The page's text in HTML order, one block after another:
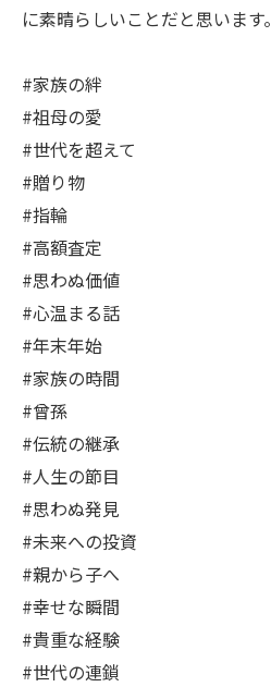
に素晴らしいことだと思います。
#家族の絆
#祖母の愛
#世代を超えて
#贈り物
#指輪
#高額査定
#思わぬ価値
#心温まる話
#年末年始
#家族の時間
#曾孫
#伝統の継承
#人生の節目
#思わぬ発見
#未来への投資
#親から子へ
#幸せな瞬間
#貴重な経験
#世代の連鎖